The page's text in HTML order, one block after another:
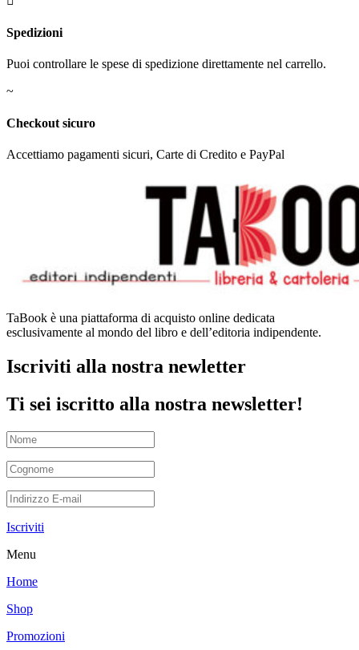
Spedizioni
Puoi controllare le spese di spedizione direttamente nel carrello.
~
Checkout sicuro
Accettiamo pagamenti sicuri, Carte di Credito e PayPal
TaBook è una piattaforma di acquisto online dedicata
esclusivamente al mondo del libro e dell’editoria indipendente.
Iscriviti alla nostra newletter
Ti sei iscritto alla nostra newsletter!
Iscriviti
Menu
Home
Shop
Promozioni